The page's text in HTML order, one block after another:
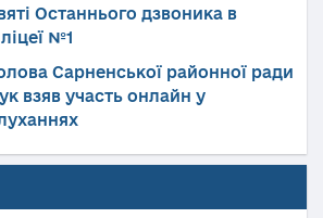
Останнього дзвоника в
№1
Сарненської районної ради
взяв участь онлайн у